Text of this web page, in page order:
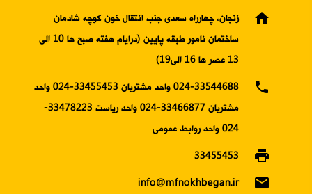
home
زنجان، چهارراه سعدی جنب انتقال خون کوچه شادمان
ساختمان نامور طبقه پایین (درایام هفته صبح ها 10 الی
13 عصر ها 16 الی19)
phone
024-33544688 واحد مشتریان 33455453-024 واحد
مشتریان 33466877-024 واحد ریاست 33478223-
024 واحد روابط عمومی
print
33455453
email
info@mfnokhbegan.ir